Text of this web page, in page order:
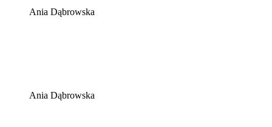
Ania Dąbrowska
Ania Dąbrowska